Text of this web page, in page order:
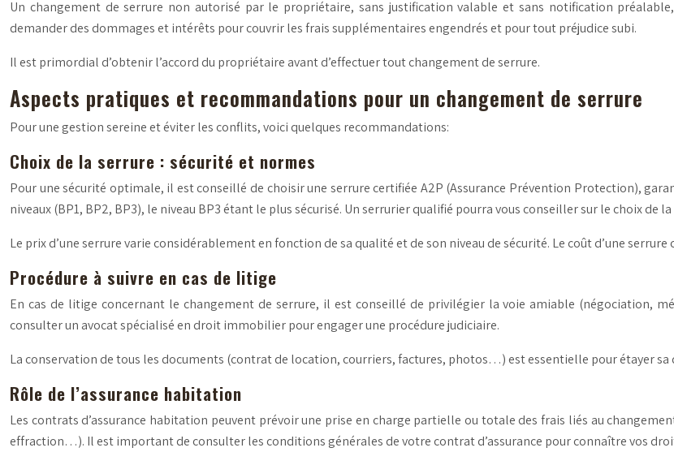
Un changement de serrure non autorisé par le propriétaire, sans justification valable et sans notification
demander des dommages et intérêts pour couvrir les frais supplémentaires engendrés et pour tout préjudice subi.
Il est primordial d’obtenir l’accord du propriétaire avant d’effectuer tout changement de serrure.
Aspects pratiques et recommandations pour un changement de serrure
Pour une gestion sereine et éviter les conflits, voici quelques recommandations:
Choix de la serrure : sécurité et normes
Pour une sécurité optimale, il est conseillé de choisir une serrure certifiée A2P (Assurance Prévention Protection),
niveaux (BP1, BP2, BP3), le niveau BP3 étant le plus sécurisé. Un serrurier qualifié pourra vous conseiller sur le choix
Le prix d’une serrure varie considérablement en fonction de sa qualité et de son niveau de sécurité. Le coût d’une
Procédure à suivre en cas de litige
En cas de litige concernant le changement de serrure, il est conseillé de privilégier la voie amiable (négociation,
consulter un avocat spécialisé en droit immobilier pour engager une procédure judiciaire.
La conservation de tous les documents (contrat de location, courriers, factures, photos…) est essentielle pour étayer sa
Rôle de l’assurance habitation
Les contrats d’assurance habitation peuvent prévoir une prise en charge partielle ou totale des frais liés au
effraction…). Il est important de consulter les conditions générales de votre contrat d’assurance pour connaître vos